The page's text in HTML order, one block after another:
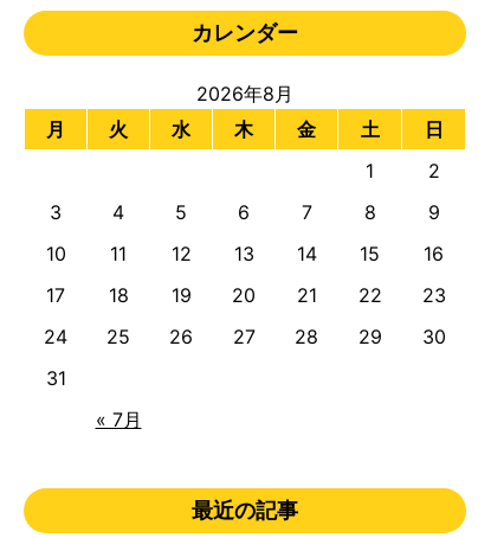
カレンダー
2026年8月
月
火 水 木 金 土 日
« 7月
1
2
3
4 5 6 7 8
9
10
11 12 13 14 15
16
17
18 19 20 21 22
23
24
25 26 27 28 29
30
31
最近の記事